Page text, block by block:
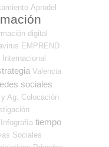
Aprodel
digital
EMPREND
Valencia
sociales
Ag. Colocación
Infografía tiempo
Sociales